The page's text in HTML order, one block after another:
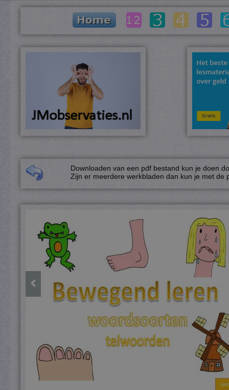
Downloaden van een pdf bestand kun je doen
Zijn er meerdere werkbladen dan kun je met de